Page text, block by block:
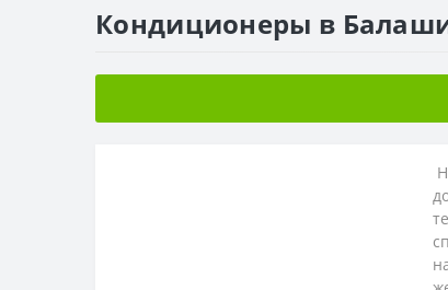
Кондиционеры в